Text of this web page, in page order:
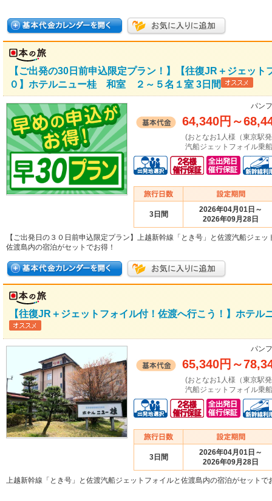
【ご出発の30日前申込限定プラン！】【往復JR＋ジェット
０】ホテルニュー桂 和室 ２～５名１室 3日間
パン
64,340円 ～
(おとなお1人様（東京駅
汽船ジェットフォイル乗
3日間
2026年04月01日～
2026年09月28日
【ご出発日の３０日前申込限定プラン】上越新幹線「とき号」と佐渡汽船ジェッ
佐渡島内の宿泊がセットでお得！
【往復JR＋ジェットフォイル付！佐渡へ行こう！】ホテ
パン
65,340円 ～
(おとなお1人様（東京駅
汽船ジェットフォイル乗
3日間
2026年04月01日～
2026年09月28日
上越新幹線「とき号」と佐渡汽船ジェットフォイルと佐渡島内の宿泊がセットで